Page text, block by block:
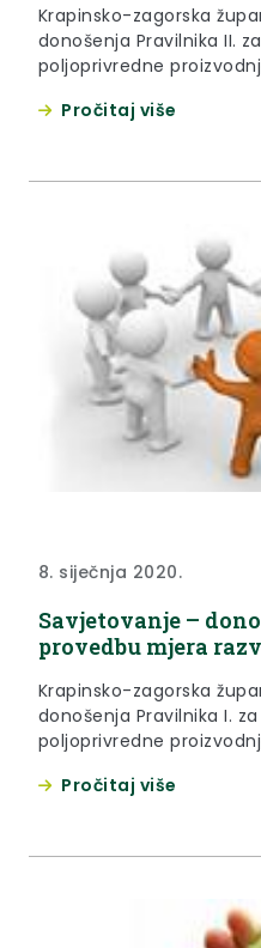
Krapinsko-zagorska
donošenja Pravilnika II.
poljoprivredne
Pročitaj više
8. siječnja 2020.
Savjetovanje –
provedbu mjera
Krapinsko-zagorska
donošenja Pravilnika I.
poljoprivredne
Pročitaj više